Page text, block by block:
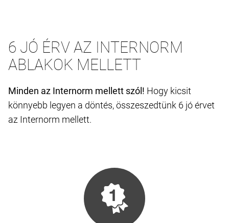
6 JÓ ÉRV AZ INTERNORM
ABLAKOK MELLETT
Minden az Internorm mellett szól! Hogy kicsit
könnyebb legyen a döntés, összeszedtünk 6 jó érvet
az Internorm mellett.